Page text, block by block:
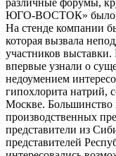
ЮГО-ВОСТОК» было
На стенде компании
которая вызвала
участников выставки.
впервые узнали о
недоумением
гипохлорита натрий,
Москве. Большинство
производственных
представители из
представителей